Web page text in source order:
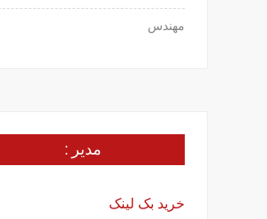
مهندس
مدیر :
خرید بک لینک